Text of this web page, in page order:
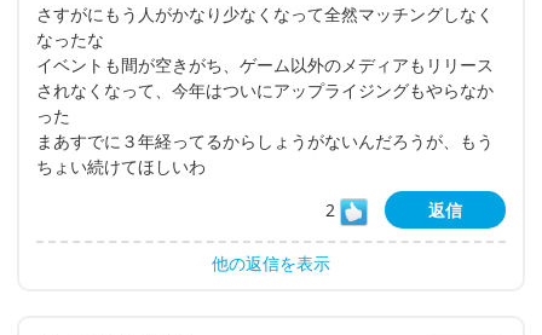
さすがにもう人がかなり少なくなって全然マッチングしなく
なったな
イベントも間が空きがち、ゲーム以外のメディアもリリース
されなくなって、今年はついにアップライジングもやらなか
った
まあすでに３年経ってるからしょうがないんだろうが、もう
ちょい続けてほしいわ
2
返信
他の返信を表示